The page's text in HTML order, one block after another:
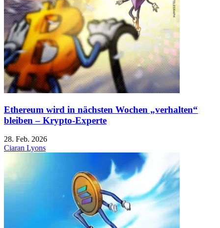
Ethereum wird in nächsten Wochen „verhalten“
bleiben – Krypto-Experte
28. Feb. 2026
Ciaran Lyons